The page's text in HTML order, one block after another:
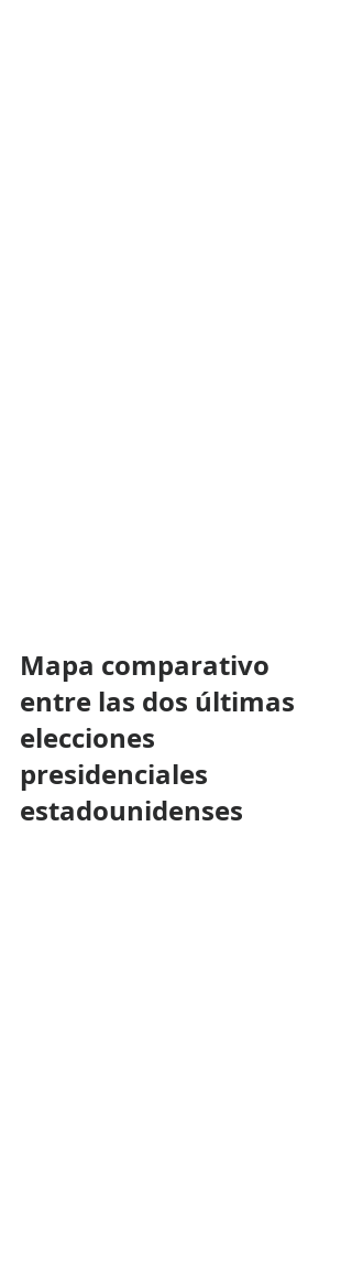
Mapa comparativo
entre las dos últimas
elecciones
presidenciales
estadounidenses